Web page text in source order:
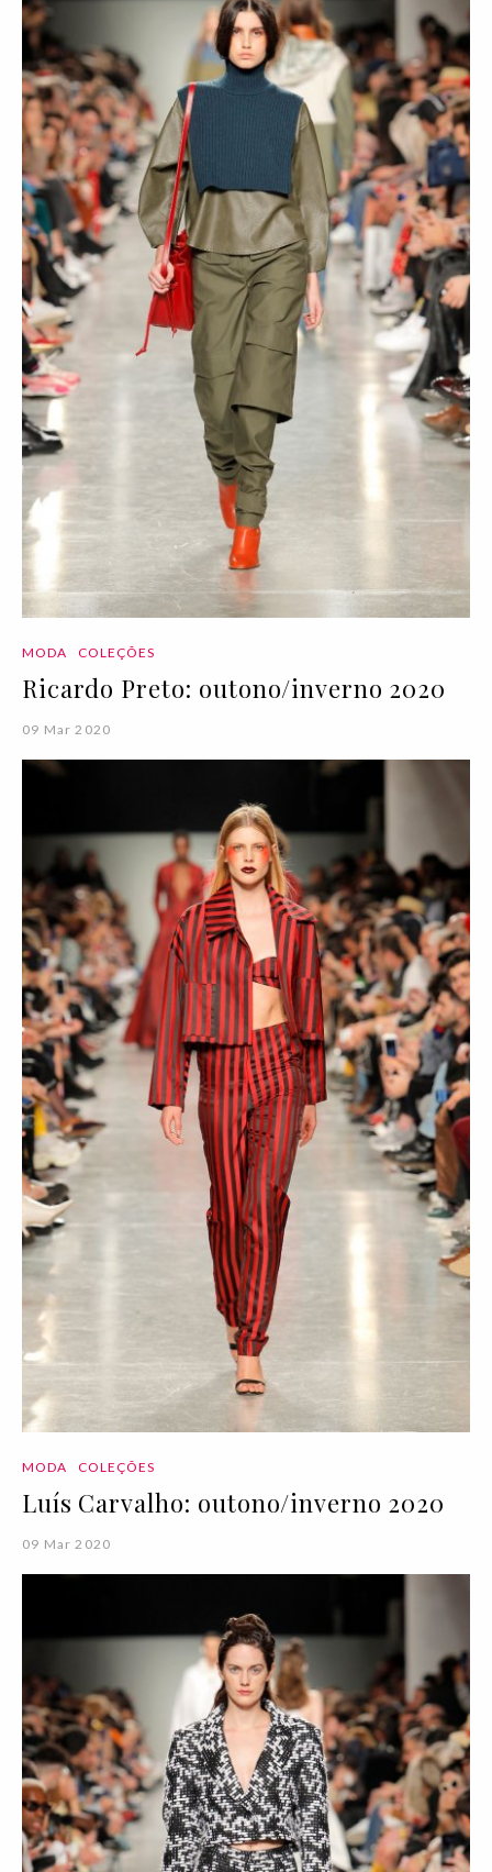
MODA COLEÇÕES
Ricardo Preto: outono/inverno 2020
09 Mar 2020
MODA COLEÇÕES
Luís Carvalho: outono/inverno 2020
09 Mar 2020